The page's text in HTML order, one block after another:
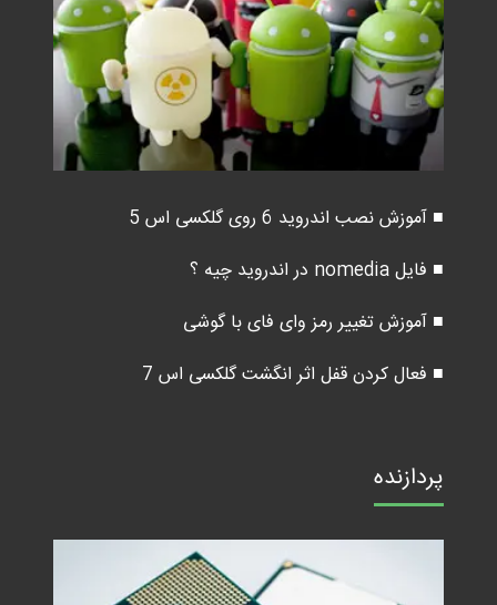
■ آموزش نصب اندروید 6 روی گلکسی اس 5
■ فایل nomedia در اندروید چیه ؟
■ آموزش تغییر رمز وای فای با گوشی
■ فعال کردن قفل اثر انگشت گلکسی اس 7
پردازنده